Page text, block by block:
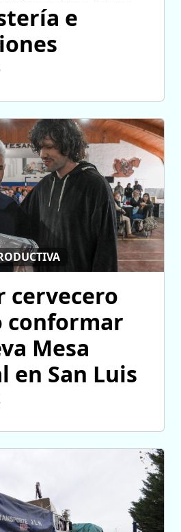
e
cervecero
conformar
Mesa
en San Luis